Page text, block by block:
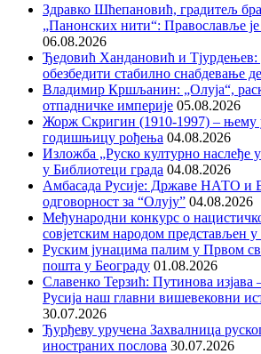
Здравко Шћепановић, градитељ
„Панонских нити“: Православље
06.08.2026
Ђедовић Хандановић и
обезбедити стабилно снабдевање
Владимир Кршљанин: „Олуја“,
отпадничке империје 05.08.2026
Жорж Скригин (1910-1997) – њему
годишњицу рођења 04.08.2026
Изложба „Руско културно наслеђе
у Библиотеци града 04.08.2026
Амбасада Русије: Државе НАТО и
одговорност за “Олују” 04.08.2026
Међународни конкурс о
совјетским народом представљен у
Руским јунацима палим у Првом
пошта у Београду 01.08.2026
Славенко Терзић: Путинова изјава
Русија наш главни вишевековни
30.07.2026
Ђурђеву уручена Захвалница
иностраних послова 30.07.2026